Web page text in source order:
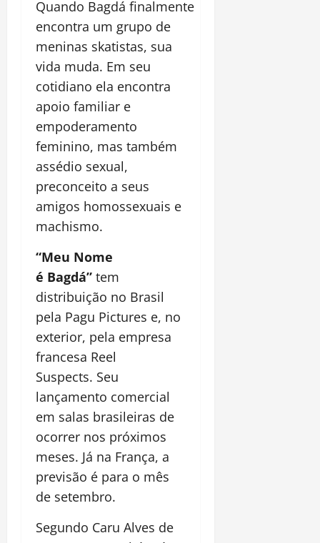
Quando Bagdá finalmente
encontra um grupo de
meninas skatistas, sua
vida muda. Em seu
cotidiano ela encontra
apoio familiar e
empoderamento
feminino, mas também
assédio sexual,
preconceito a seus
amigos homossexuais e
machismo.
“Meu Nome
é Bagdá” tem
distribuição no Brasil
pela Pagu Pictures e, no
exterior, pela empresa
francesa Reel
Suspects. Seu
lançamento comercial
em salas brasileiras de
ocorrer nos próximos
meses. Já na França, a
previsão é para o mês
de setembro.
Segundo Caru Alves de